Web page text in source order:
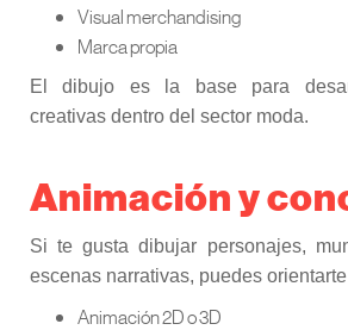
Visual merchandising
Marca propia
El dibujo es la base para
creativas dentro del sector moda.
Animación y
Si te gusta dibujar personajes,
escenas narrativas, puedes
Animación 2D o 3D